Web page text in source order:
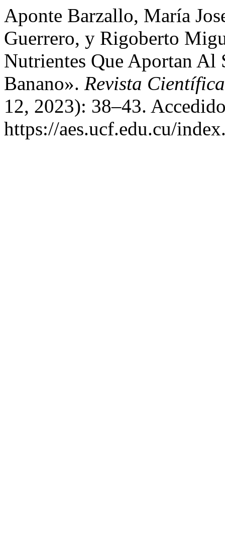
Aponte Barzallo, María
Guerrero, y Rigoberto
Nutrientes Que Aportan Al
Banano». Revista
12, 2023): 38–43.
https://aes.ucf.edu.cu/